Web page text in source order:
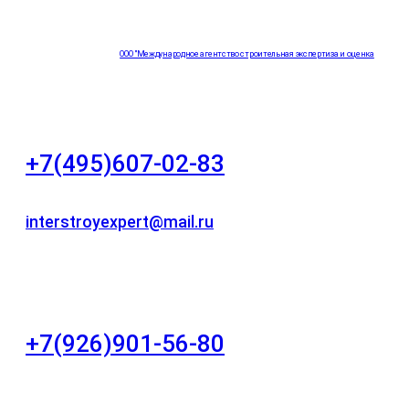
ООО "Международное агентство строительная экспертиза и оценка
+7(495)607-02-83
interstroyexpert@mail.ru
+7(926)901-56-80